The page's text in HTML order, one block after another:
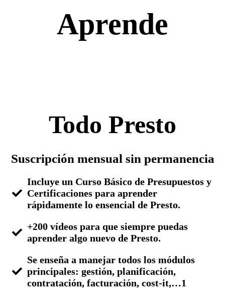
Aprende
Todo Presto
Suscripción mensual sin permanencia
Incluye un Curso Básico de Presupuestos y
Certificaciones para aprender
rápidamente lo ensencial de Presto.
+200 vídeos para que siempre puedas
aprender algo nuevo de Presto.
Se enseña a manejar todos los módulos
principales: gestión, planificación,
contratación, facturación, cost-it,…1